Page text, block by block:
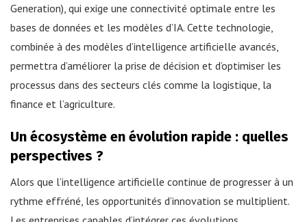
Generation), qui exige une connectivité optimale entre les
bases de données et les modèles d’IA. Cette technologie,
combinée à des modèles d’intelligence artificielle avancés,
permettra d’améliorer la prise de décision et d’optimiser les
processus dans des secteurs clés comme la logistique, la
finance et l’agriculture.
Un écosystème en évolution rapide : quelles
perspectives ?
Alors que l’intelligence artificielle continue de progresser à un
rythme effréné, les opportunités d’innovation se multiplient.